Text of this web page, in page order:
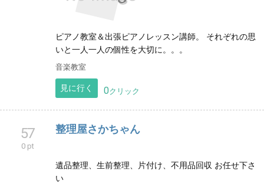
ピアノ教室＆出張ピアノレッスン講師。 それぞれの思
いと一人一人の個性を大切に。。。
音楽教室
見に行く 0クリック
57
0 pt
整理屋さかちゃん
遺品整理、生前整理、片付け、不用品回収 お任せ下さ
い